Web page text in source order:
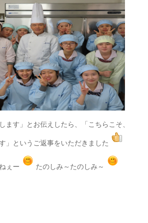
ます」とお伝えしたら、「こちらこそ、
」というご返事をいただきました
ぇー たのしみ～たのしみ～